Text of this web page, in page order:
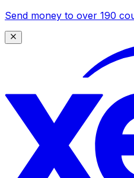
Send money to over 190